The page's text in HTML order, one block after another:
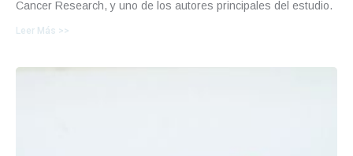
Cancer Research, y uno de los autores principales del estudio.
Leer Más >>